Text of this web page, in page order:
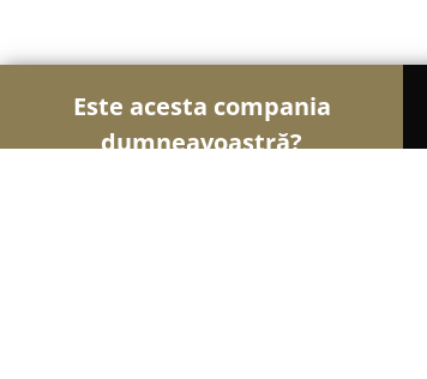
Este acesta compania
dumneavoastră?